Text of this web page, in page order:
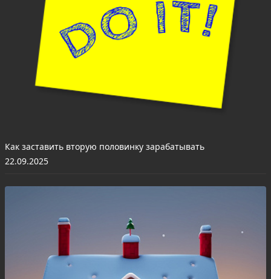
Как заставить вторую половинку зарабатывать
22.09.2025